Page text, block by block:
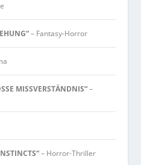
– Fantasy-Horror
MISSVERSTÄNDNIS“–
– Horror-Thriller